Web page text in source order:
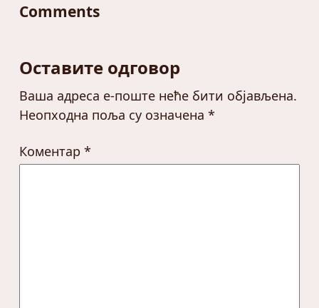
Comments
Оставите одговор
Ваша адреса е-поште неће бити објављена.
Неопходна поља су означена *
Коментар *